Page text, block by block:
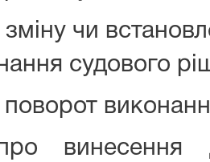
чи
судового
винесення